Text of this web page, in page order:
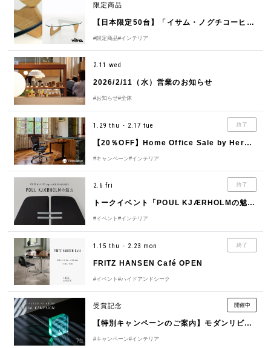
限定商品
【日本限定50台】「イサム・ノグチコーヒーテーブル オーク」発売のお知らせ
#限定商品#インテリア
2.11 wed
2026/2/11（水）営業のお知らせ
#お知らせ#全体
終了
1.29 thu - 2.17 tue
【20％OFF】Home Office Sale by Herman Miller（ハーマンミラー）
#キャンペーン#インテリア
終了
2.6 fri
トークイベント「POUL KJÆRHOLMの魅力」開催のお知らせ
#イベント #インテリア
終了
1.15 thu - 2.23 mon
FRITZ HANSEN Café OPEN
#イベント #ハイドアンドシーク
開催中
受賞記念
【特別キャンペーンのご案内】モダンリビング大賞2025”ベスト6賞” 受賞記念
#キャンペーン#インテリア